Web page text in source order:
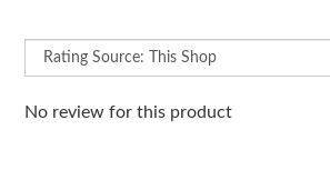
No review for this product